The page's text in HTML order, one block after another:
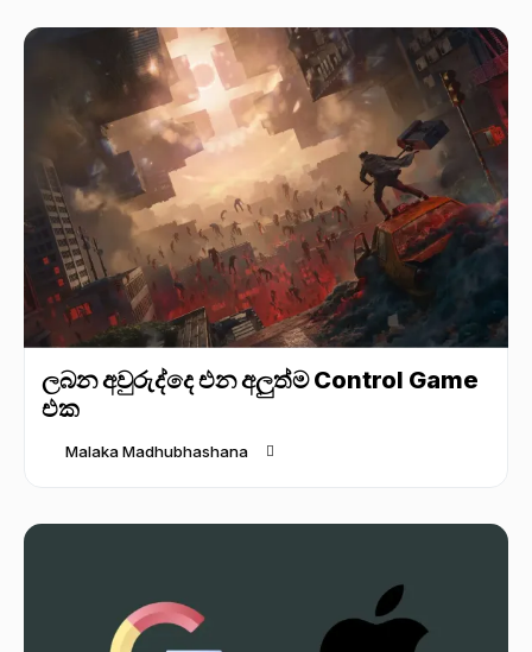
ලබන අවුරුද්දෙ එන අලුත්ම Control Game
එක
Malaka Madhubhashana